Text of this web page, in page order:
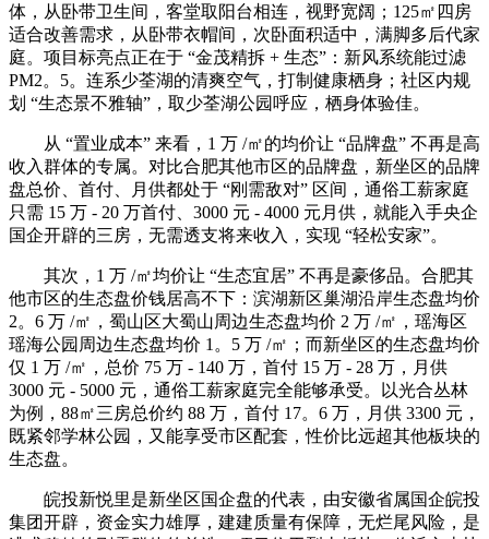
体，从卧带卫生间，客堂取阳台相连，视野宽阔；125㎡四房
适合改善需求，从卧带衣帽间，次卧面积适中，满脚多后代家
庭。项目标亮点正在于 “金茂精拆 + 生态”：新风系统能过滤
PM2。5。连系少荃湖的清爽空气，打制健康栖身；社区内规
划 “生态景不雅轴”，取少荃湖公园呼应，栖身体验佳。
从 “置业成本” 来看，1 万 /㎡的均价让 “品牌盘” 不再是高
收入群体的专属。对比合肥其他市区的品牌盘，新坐区的品牌
盘总价、首付、月供都处于 “刚需敌对” 区间，通俗工薪家庭
只需 15 万 - 20 万首付、3000 元 - 4000 元月供，就能入手央企
国企开辟的三房，无需透支将来收入，实现 “轻松安家”。
其次，1 万 /㎡均价让 “生态宜居” 不再是豪侈品。合肥其
他市区的生态盘价钱居高不下：滨湖新区巢湖沿岸生态盘均价
2。6 万 /㎡，蜀山区大蜀山周边生态盘均价 2 万 /㎡，瑶海区
瑶海公园周边生态盘均价 1。5 万 /㎡；而新坐区的生态盘均价
仅 1 万 /㎡，总价 75 万 - 140 万，首付 15 万 - 28 万，月供
3000 元 - 5000 元，通俗工薪家庭完全能够承受。以光合丛林
为例，88㎡三房总价约 88 万，首付 17。6 万，月供 3300 元，
既紧邻学林公园，又能享受市区配套，性价比远超其他板块的
生态盘。
皖投新悦里是新坐区国企盘的代表，由安徽省属国企皖投
集团开辟，资金实力雄厚，建建质量有保障，无烂尾风险，是